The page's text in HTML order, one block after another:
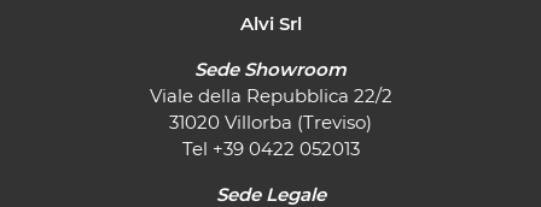
Alvi Srl
Sede Showroom
Viale della Repubblica 22/2
31020 Villorba (Treviso)
Tel +39 0422 052013
Sede Legale